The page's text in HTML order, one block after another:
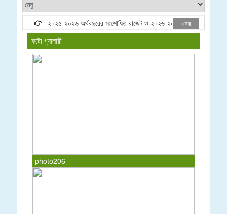
২০২৫-২০২৬ অর্থবছরের সংশোধিত বাজেট ও ২০২৬-২০২৭ অর্থবছরের প্রস্তাবিত
খবর
ফটো গ্যালারী
photo206